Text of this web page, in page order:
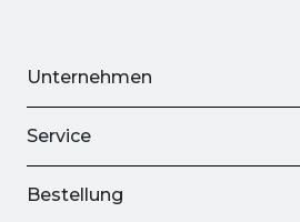
Unternehmen
Service
Bestellung